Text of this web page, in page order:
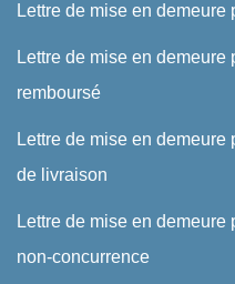
Lettre de mise en
Lettre de mise en
remboursé
Lettre de mise en
de livraison
Lettre de mise en
non-concurrence